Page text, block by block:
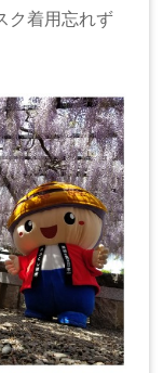
ク着用忘れず